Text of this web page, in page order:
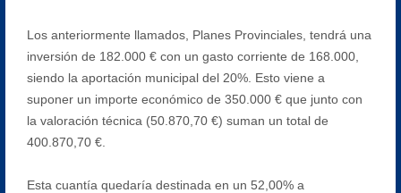
Los anteriormente llamados, Planes Provinciales, tendrá una
inversión de 182.000 € con un gasto corriente de 168.000,
siendo la aportación municipal del 20%. Esto viene a
suponer un importe económico de 350.000 € que junto con
la valoración técnica (50.870,70 €) suman un total de
400.870,70 €.
Esta cuantía quedaría destinada en un 52,00% a